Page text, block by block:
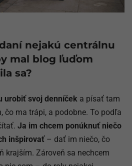
nejakú centrálnu
mal blog ľuďom
sa?
urobiť svoj denníček a písať tam
čo ma trápi, a podobne. To podľa
Ja im chcem ponúknuť niečo
inšpirovať– dať im niečo, čo
krajším. Zároveň sa nechcem